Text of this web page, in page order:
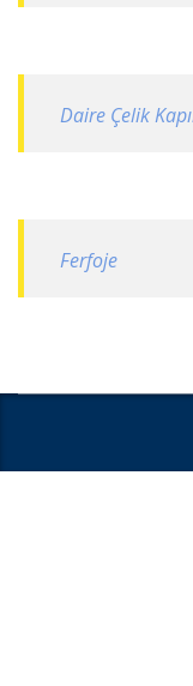
Daire Çelik
Ferfoje